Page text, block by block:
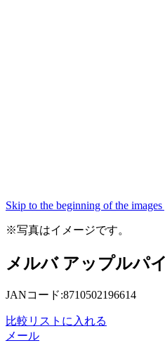
Skip to the beginning of the
※写真はイメージです。
メルバ アップルパ
JANコード:8710502196614
比較リストに入れる
メール